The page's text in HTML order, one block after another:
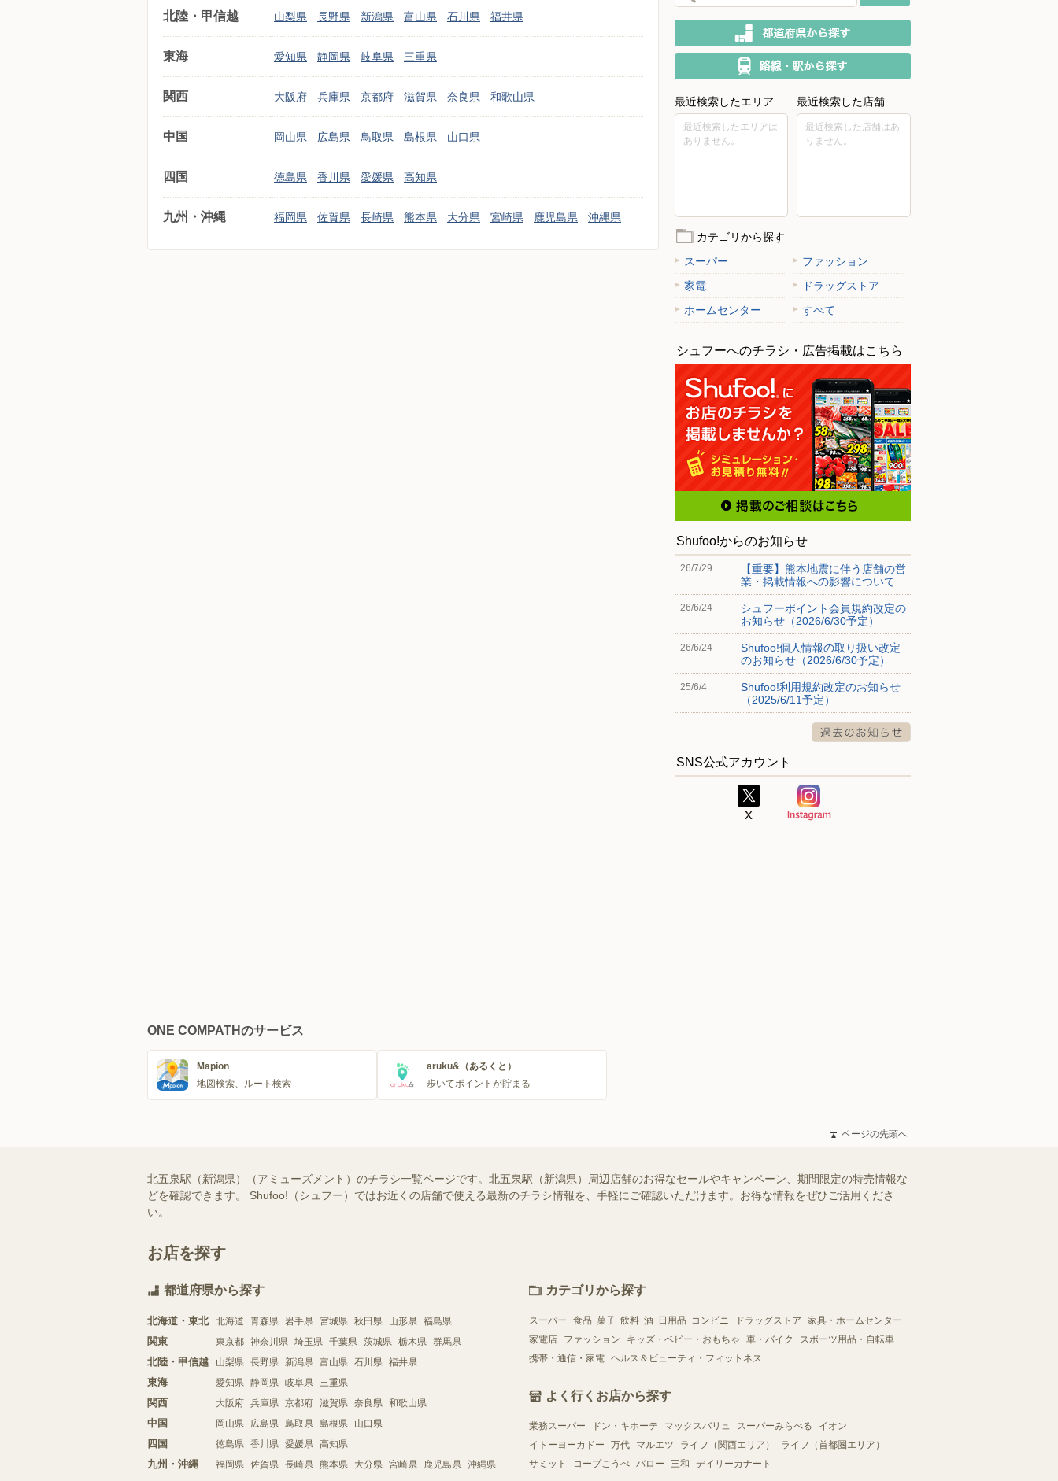
北陸・甲信越 山梨県 長野県 新潟県 富山県 石川県 福井県
東海 愛知県 静岡県 岐阜県 三重県
関西 大阪府 兵庫県 京都府 滋賀県 奈良県 和歌山県
中国 岡山県 広島県 鳥取県 島根県 山口県
四国 徳島県 香川県 愛媛県 高知県
九州・沖縄 福岡県 佐賀県 長崎県 熊本県 大分県 宮崎県 鹿児島県 沖縄県
最近検索したエリア
最近検索したエリアは
ありません。
最近検索した店舗
最近検索した店舗はあ
りません。
カテゴリから探す
スーパー
ファッション
家電
ドラッグストア
ホームセンター
すべて
シュフーへのチラシ・広告掲載はこちら
Shufoo!からのお知らせ
26/7/29
【重要】熊本地震に伴う店舗の営
業・掲載情報への影響について
26/6/24
シュフーポイント会員規約改定の
お知らせ（2026/6/30予定）
26/6/24
Shufoo!個人情報の取り扱い改定
のお知らせ（2026/6/30予定）
25/6/4
Shufoo!利用規約改定のお知らせ
（2025/6/11予定）
SNS公式アカウント
ONE COMPATHのサービス
Mapion
地図検索、ルート検索
aruku&（あるくと）
歩いてポイントが貯まる
ページの先頭へ
北五泉駅（新潟県）（アミューズメント）のチラシ一覧ページです。北五泉駅（新潟県）周辺店舗のお得なセールやキャンペーン、期間限定の特売情報な
どを確認できます。 Shufoo!（シュフー）ではお近くの店舗で使える最新のチラシ情報を、手軽にご確認いただけます。お得な情報をぜひご活用くださ
い。
お店を探す
都道府県から探す
北海道・東北 北海道 青森県 岩手県 宮城県 秋田県 山形県 福島県
関東 東京都 神奈川県 埼玉県 千葉県 茨城県 栃木県 群馬県
北陸・甲信越 山梨県 長野県 新潟県 富山県 石川県 福井県
東海 愛知県 静岡県 岐阜県 三重県
関西 大阪府 兵庫県 京都府 滋賀県 奈良県 和歌山県
中国 岡山県 広島県 鳥取県 島根県 山口県
四国 徳島県 香川県 愛媛県 高知県
九州・沖縄 福岡県 佐賀県 長崎県 熊本県 大分県 宮崎県 鹿児島県 沖縄県
カテゴリから探す
スーパー 食品･菓子･飲料･酒･日用品･コンビニ ドラッグストア
家具・ホームセンター
家電店
ファッション キッズ・ベビー・おもちゃ 車・バイク
スポーツ用品・自転車
携帯・通信・家電 ヘルス＆ビューティ・フィットネス
よく行くお店から探す
業務スーパー ドン・キホーテ マックスバリュ スーパーみらべる
イオン
イトーヨーカドー
万代 マルエツ ライフ（関西エリア）
ライフ（首都圏エリア）
サミット
コープこうべ バロー 三和 デイリーカナート